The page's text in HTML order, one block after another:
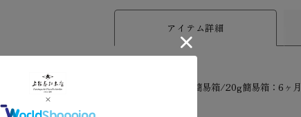
アイテム詳細
40g缶/20g缶/40g簡易箱/20g簡易箱：6ヶ月